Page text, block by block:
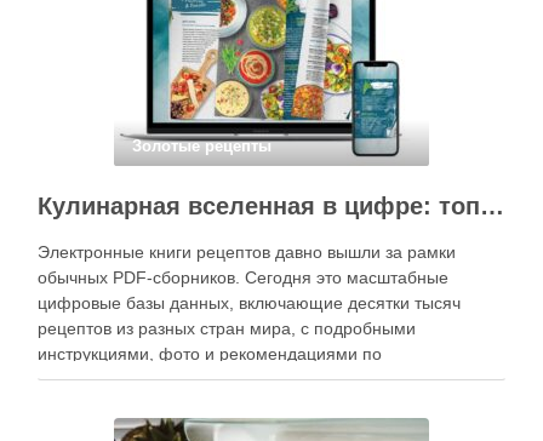
Золотые рецепты
Кулинарная вселенная в цифре: топ-3 самых больших электронных книг рецептов
Электронные книги рецептов давно вышли за рамки
обычных PDF-сборников. Сегодня это масштабные
цифровые базы данных, включающие десятки тысяч
рецептов из разных стран мира, с подробными
инструкциями, фото и рекомендациями по
приготовлению. В отличие от печатных изданий,
контент, расширять коллекции блюд и добавлять новые